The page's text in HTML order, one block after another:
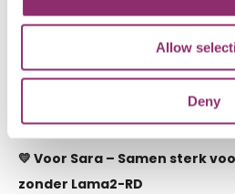
Allow
Deny
Vermeld je naam, woonplaats
Laat de wereld zien wie jullie zijn.
💛 Voor Sara – Samen sterk
zonder Lama2-RD